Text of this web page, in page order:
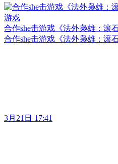
合作she击游戏《法外枭雄：滚
合作she击游戏《法外枭雄：滚
3月21日 17:41